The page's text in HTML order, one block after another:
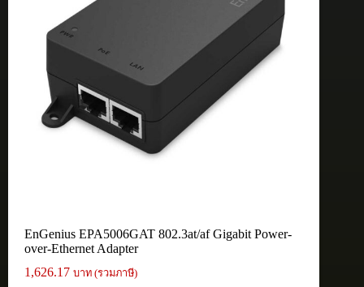
EnGenius EPA5006GAT 802.3at/af Gigabit Power-
over-Ethernet Adapter
1,626.17 บาท (รวมภาษี)